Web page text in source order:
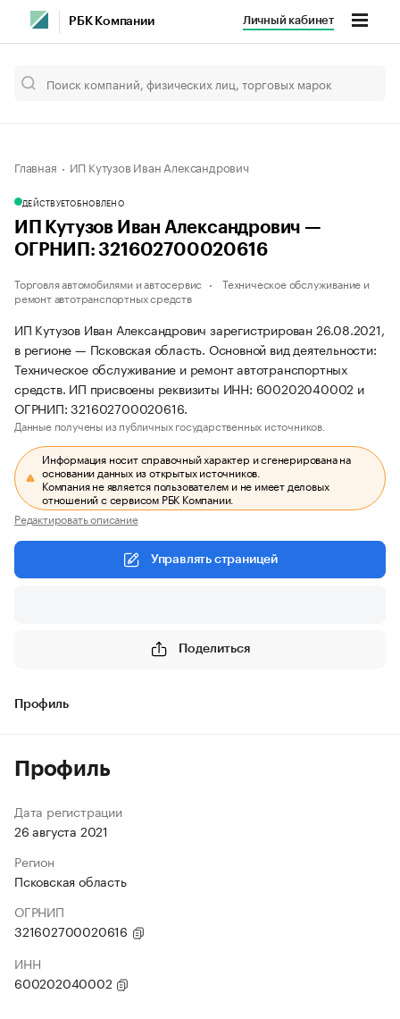
РБК Компании Личный кабинет
Главная ИП Кутузов Иван Александрович
ДЕЙСТВУЕТОБНОВЛЕНО
ИП Кутузов Иван Александрович —
ОГРНИП: 321602700020616
Торговля автомобилями и автосервис
Техническое обслуживание и
ремонт автотранспортных средств
ИП Кутузов Иван Александрович зарегистрирован 26.08.2021,
в регионе — Псковская область. Основной вид деятельности:
Техническое обслуживание и ремонт автотранспортных
средств. ИП присвоены реквизиты ИНН: 600202040002 и
ОГРНИП: 321602700020616.
Данные получены из публичных государственных источников.
Информация носит справочный характер и сгенерирована на
основании данных из открытых источников.
Компания не является пользователем и не имеет деловых
отношений с сервисом РБК Компании.
Редактировать описание
Управлять страницей
Поделиться
Профиль
Профиль
Дата регистрации
26 августа 2021
Регион
Псковская область
ОГРНИП
321602700020616
ИНН
600202040002